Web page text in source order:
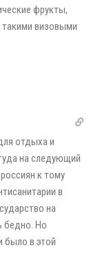
фрукты,
визовыми
отдыха и
на следующий
к тому
в
на
бедно. Но
было в этой